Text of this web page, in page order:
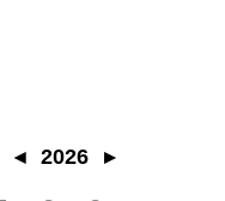
◂ 2026 ▸